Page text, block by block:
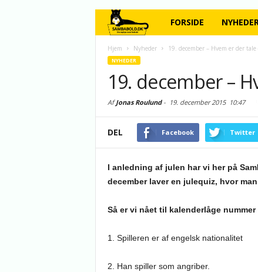
FORSIDE
Hjem Nyheder 19. december – Hvem er der tale
NYHEDER
19. december –
AfJonas Roulund- 19. december 201510:47
DEL Facebook Twitter
I anledning af julen har vi her på
december laver en julequiz, hvor
Så er vi nået til kalenderlåge
1. Spilleren er af engelsk nationalitet
2. Han spiller som angriber.